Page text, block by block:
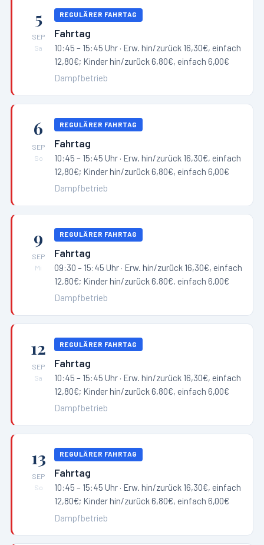
5
SEP
Sa
REGULÄRER FAHRTAG
Fahrtag
10:45 – 15:45 Uhr · Erw. hin/zurück 16,30€, einfach
12,80€; Kinder hin/zurück 6,80€, einfach 6,00€
Dampfbetrieb
6
SEP
So
REGULÄRER FAHRTAG
Fahrtag
10:45 – 15:45 Uhr · Erw. hin/zurück 16,30€, einfach
12,80€; Kinder hin/zurück 6,80€, einfach 6,00€
Dampfbetrieb
9
SEP
Mi
REGULÄRER FAHRTAG
Fahrtag
09:30 – 15:45 Uhr · Erw. hin/zurück 16,30€, einfach
12,80€; Kinder hin/zurück 6,80€, einfach 6,00€
Dampfbetrieb
12
SEP
Sa
REGULÄRER FAHRTAG
Fahrtag
10:45 – 15:45 Uhr · Erw. hin/zurück 16,30€, einfach
12,80€; Kinder hin/zurück 6,80€, einfach 6,00€
Dampfbetrieb
13
SEP
So
REGULÄRER FAHRTAG
Fahrtag
10:45 – 15:45 Uhr · Erw. hin/zurück 16,30€, einfach
12,80€; Kinder hin/zurück 6,80€, einfach 6,00€
Dampfbetrieb